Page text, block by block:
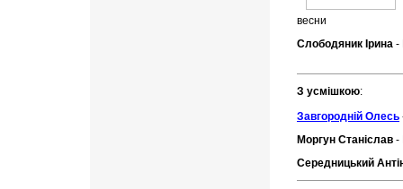
весни
Слободяник Ірина -
З усмішкою:
Завгородній Олесь
Моргун Станіслав -
Середницький